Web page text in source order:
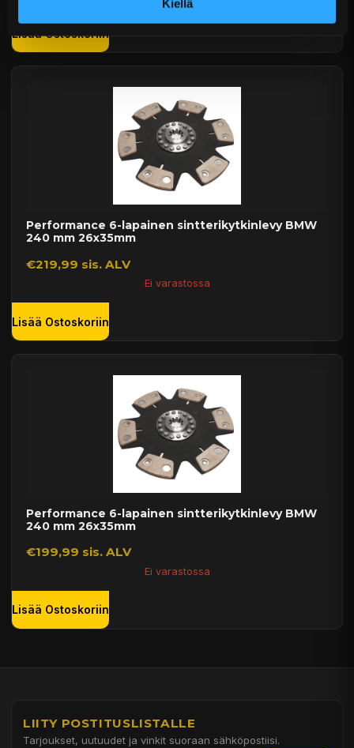
Kiellä
Lisää Ostoskoriin
Performance 6-lapainen sintterikytkinlevy BMW
240 mm 26x35mm
€219,99 sis. ALV
Ei varastossa
Lisää Ostoskoriin
Performance 6-lapainen sintterikytkinlevy BMW
240 mm 26x35mm
€199,99 sis. ALV
Ei varastossa
Lisää Ostoskoriin
LIITY POSTITUSLISTALLE
Tarjoukset, uutuudet ja vinkit suoraan sähköpostiisi.